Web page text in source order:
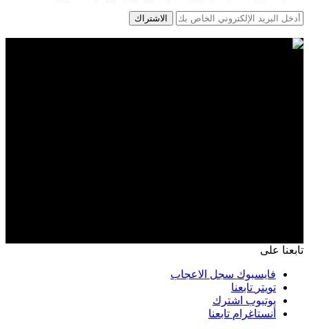
الاشتراك
تابعنا على
فايسبوك سجل الاعجاب
تويتر تابعنا
يوتيوب اشترك
أنستاغرام تابعنا